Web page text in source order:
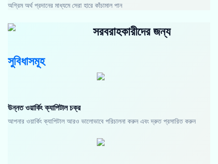
অগ্রিম অর্থ প্রদানের মাধ্যমে সেরা হারে কাঁচামাল পান
সরবরাহকারীদের জন্য
সুবিধাসমূহ
উন্নত ওয়ার্কিং ক্যাপিটাল চক্র
আপনার ওয়ার্কিং ক্যাপিটাল আরও ভালোভাবে পরিচালনা করুন এবং দ্রুত প্রসারিত করুন